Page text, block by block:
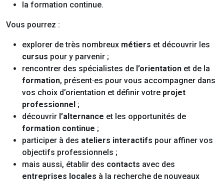
la formation continue.
Vous pourrez :
explorer de très nombreux métiers et découvrir les
cursus pour y parvenir ;
rencontrer des spécialistes de l’orientation et de la
formation, présent·es pour vous accompagner dans
vos choix d’orientation et définir votre projet
professionnel ;
découvrir l’alternance et les opportunités de
formation continue ;
participer à des ateliers interactifs pour affiner vos
objectifs professionnels ;
mais aussi, établir des contacts avec des
entreprises locales à la recherche de nouveaux